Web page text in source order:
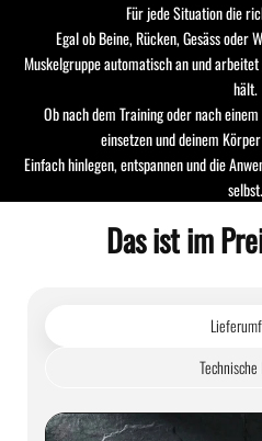
Für jede Situation die
Egal ob Beine, Rücken, Gesäss oder
Muskelgruppe automatisch an und
hält.
Ob nach dem Training oder nach
einsetzen und deinem
Einfach hinlegen, entspannen und die
selbst.
Das ist im
Technische